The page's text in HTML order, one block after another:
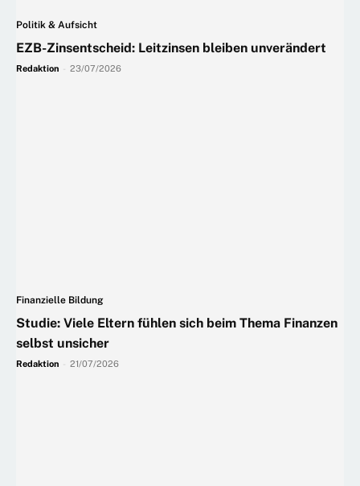
Politik & Aufsicht
EZB-Zinsentscheid: Leitzinsen bleiben unverändert
Redaktion 23/07/2026
Finanzielle Bildung
Studie: Viele Eltern fühlen sich beim Thema Finanzen
selbst unsicher
Redaktion 21/07/2026